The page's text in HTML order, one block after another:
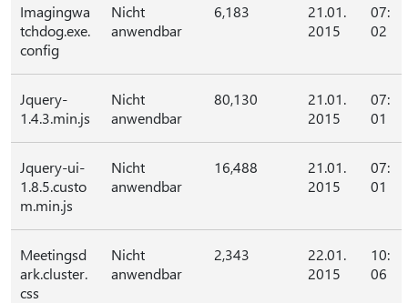
Imagingwa
tchdog.exe.
config
Nicht
anwendbar
6,183
21.01.
2015
07:
02
Jquery-
1.4.3.min.js
Nicht
anwendbar
80,130
21.01.
2015
07:
01
Jquery-ui-
1.8.5.custo
m.min.js
Nicht
anwendbar
16,488
21.01.
2015
07:
01
Meetingsd
ark.cluster.
css
Nicht
anwendbar
2,343
22.01.
2015
10:
06